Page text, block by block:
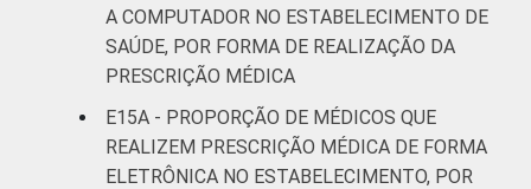
A COMPUTADOR NO ESTABELECIMENTO DE
SAÚDE, POR FORMA DE REALIZAÇÃO DA
PRESCRIÇÃO MÉDICA
E15A - PROPORÇÃO DE MÉDICOS QUE
REALIZEM PRESCRIÇÃO MÉDICA DE FORMA
ELETRÔNICA NO ESTABELECIMENTO, POR